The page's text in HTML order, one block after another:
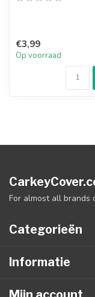
€3,99
Op voorraad
For almost all brands
Categorieën
Informatie